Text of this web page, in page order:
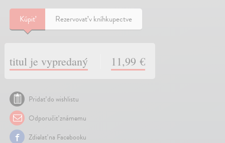
Kúpiť Rezervovať v kníhkupectve
titul je vypredaný 11,99 €
Pridať do wishlistu
Odporučiť známemu
Zdielať na Facebooku